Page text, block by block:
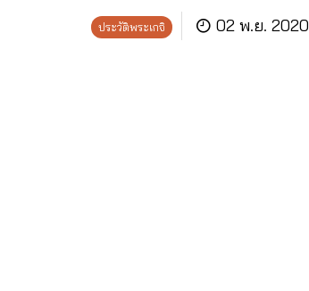
ประวัติพระเกจิ 02 พ.ย. 2020